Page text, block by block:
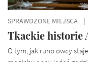
SPRAWDZONE MIEJSCA
Tkackie historie
O tym, jak runo owcy